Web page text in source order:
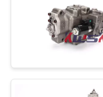
VERBINDUNG